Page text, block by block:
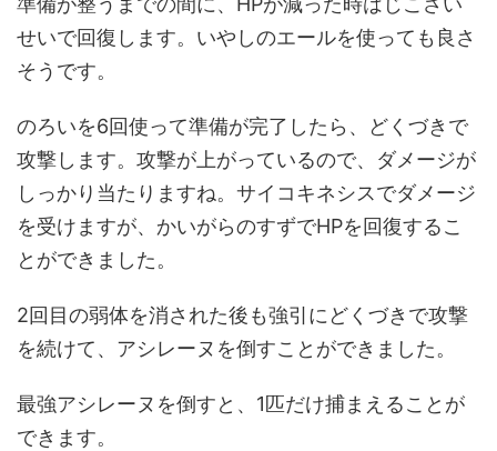
せいで回復します。いやしのエールを使っても良さ
そうです。
のろいを6回使って準備が完了したら、どくづきで
攻撃します。攻撃が上がっているので、ダメージが
しっかり当たりますね。サイコキネシスでダメージ
を受けますが、かいがらのすずでHPを回復するこ
とができました。
2回目の弱体を消された後も強引にどくづきで攻撃
を続けて、アシレーヌを倒すことができました。
最強アシレーヌを倒すと、1匹だけ捕まえることが
できます。